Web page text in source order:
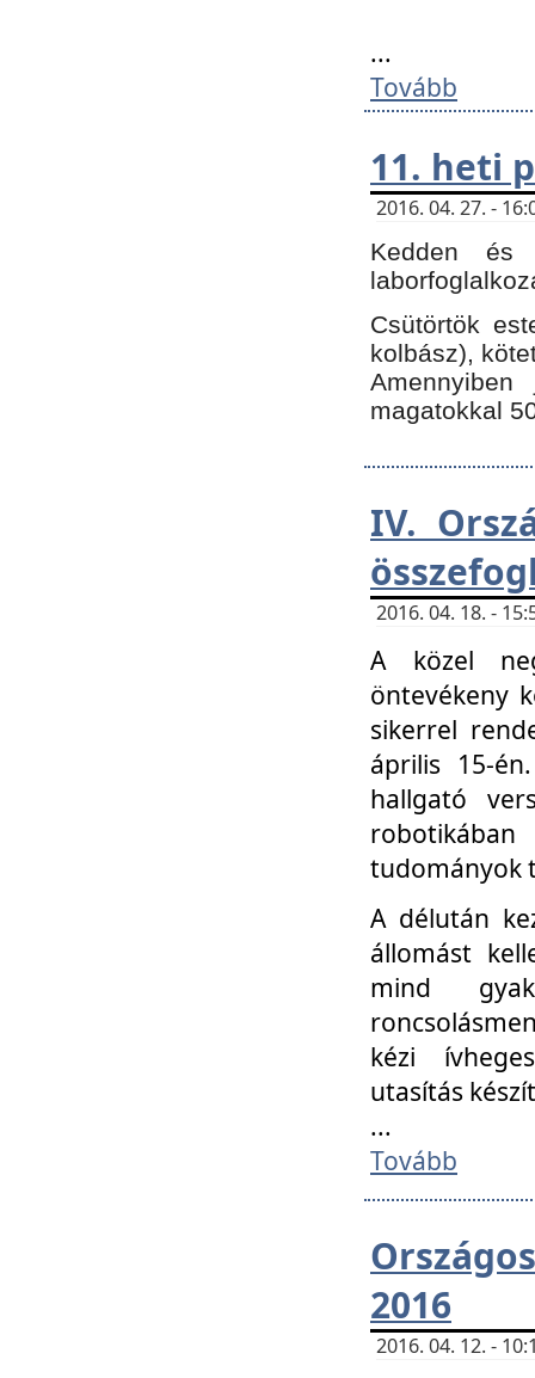
...
Tovább
11. heti
2016. 04. 27. -
Kedden és
Csütörtök
kolbász),
Amennyiben
magatokkal
IV.
2016. 04. 18. -
A közel
öntevékeny
sikerrel
április 15-
hallgató
tudományok
A délután
állomást
mind
kézi
utasítás
...
Tovább
2016
2016. 04. 12. -